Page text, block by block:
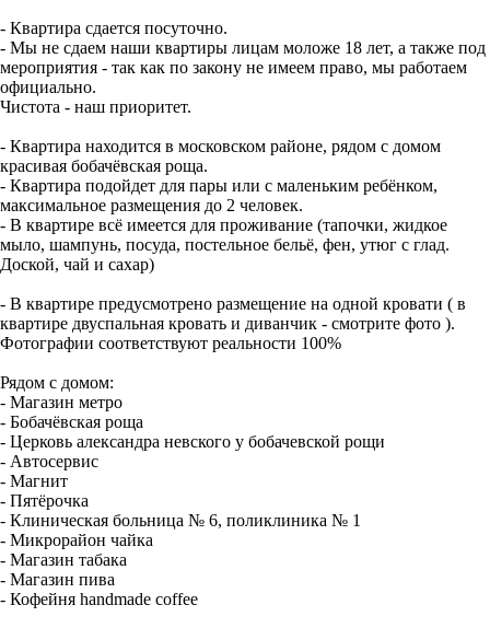
- Квартира сдается посуточно.
- Мы не сдаем наши квартиры лицам моложе 18 лет, а также под
мероприятия - так как по закону не имеем право, мы работаем
официально.
Чистота - наш приоритет.
- Квартира находится в московском районе, рядом с домом
красивая бобачёвская роща.
- Квартира подойдет для пары или с маленьким ребёнком,
максимальное размещения до 2 человек.
- В квартире всё имеется для проживание (тапочки, жидкое
мыло, шампунь, посуда, постельное бельё, фен, утюг с глад.
Доской, чай и сахар)
- В квартире предусмотрено размещение на одной кровати ( в
квартире двуспальная кровать и диванчик - смотрите фото ).
Фотографии соответствуют реальности 100%
Рядом с домом:
- Магазин метро
- Бобачёвская роща
- Церковь александра невского у бобачевской рощи
- Автосервис
- Магнит
- Пятёрочка
- Клиническая больница № 6, поликлиника № 1
- Микрорайон чайка
- Магазин табака
- Магазин пива
- Кофейня handmade coffee